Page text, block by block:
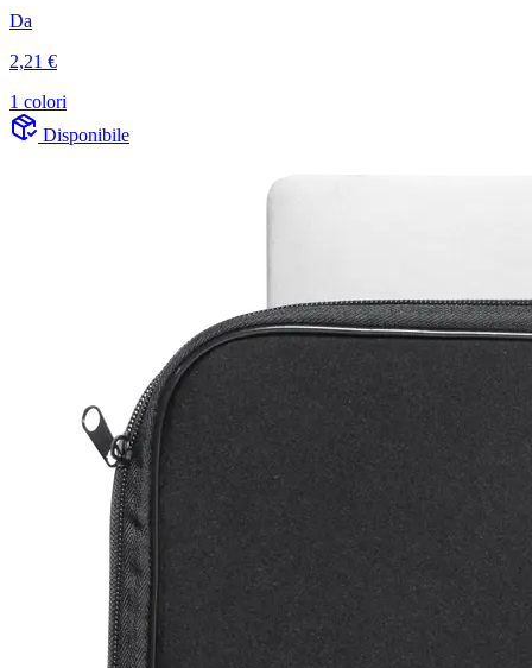
Da
2,21 €
1 colori
Disponibile